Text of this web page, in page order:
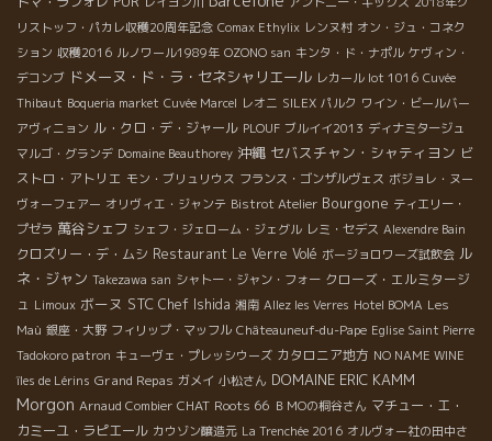
リストッフ・パカレ収穫20周年記念 Comax Ethylix レンヌ村 オン・ジュ・コネク
ション 収穫2016 ルノワール1989年 OZONO san キンタ・ド・ナポル ケヴィン・
デコンブ ドメーヌ・ド・ラ・セネシャリエール レカール lot 1016 Cuvée
Thibaut Boqueria market Cuvée Marcel レオニ SILEX パルク ワイン・ビールバー
アヴィニョン ル・クロ・デ・ジャール PLOUF ブルイイ2013 ディナミタージュ
マルゴ・グランデ Domaine Beauthorey 沖縄 セバスチャン・シャティヨン ビ
ストロ・アトリエ モン・ブリュリウス フランス・ゴンザルヴェス ボジョレ・ヌー
ヴォーフェアー オリヴィエ・ジャンテ Bistrot Atelier Bourgone ティエリー・
プゼラ 萬谷シェフ シェフ・ジェローム・ジェグル レミ・セデス Alexendre Bain
クロズリー・デ・ムシ Restaurant Le Verre Volé ボージョロワーズ試飲会 ル
ネ・ジャン Takezawa san シャトー・ジャン・フォー クローズ・エルミタージ
ュ Limoux ボーヌ STC Chef Ishida 湘南 Allez les Verres Hotel BOMA Les
Maù 銀座・大野 フィリップ・マッフル Châteauneuf-du-Pape Eglise Saint Pierre
Tadokoro patron キューヴェ・プレッシウーズ カタロニア地方 NO NAME WINE
îles de Lérins Grand Repas ガメイ 小松さん DOMAINE ERIC KAMM
Morgon Arnaud Combier CHAT Roots 66 ＢＭОの桐谷さん マチュー・エ・
カミーユ・ラピエール カウゾン醸造元 La Trenchée 2016 オルヴォー社の田中さ